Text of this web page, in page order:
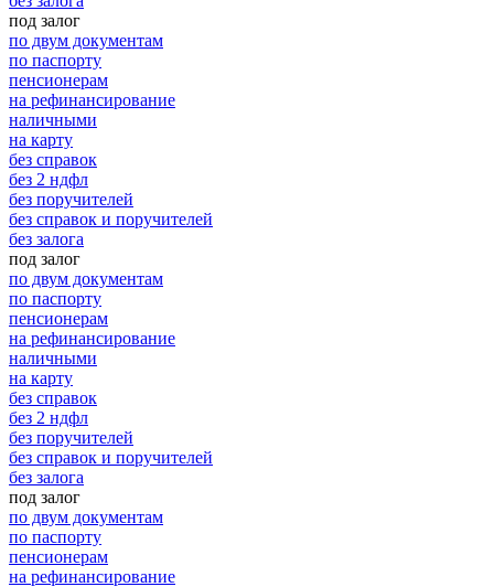
под залог
по двум документам
по паспорту
пенсионерам
на рефинансирование
наличными
на карту
без справок
без 2 ндфл
без поручителей
без справок и поручителей
без залога
под залог
по двум документам
по паспорту
пенсионерам
на рефинансирование
наличными
на карту
без справок
без 2 ндфл
без поручителей
без справок и поручителей
без залога
под залог
по двум документам
по паспорту
пенсионерам
на рефинансирование